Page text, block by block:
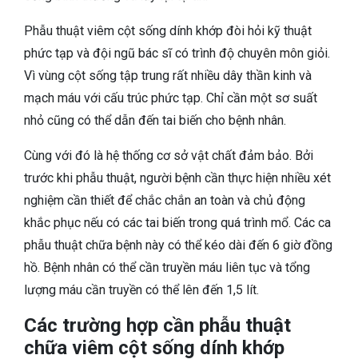
Phẫu thuật viêm cột sống dính khớp đòi hỏi kỹ thuật
phức tạp và đội ngũ bác sĩ có trình độ chuyên môn giỏi.
Vì vùng cột sống tập trung rất nhiều dây thần kinh và
mạch máu với cấu trúc phức tạp. Chỉ cần một sơ suất
nhỏ cũng có thể dẫn đến tai biến cho bệnh nhân.
Cùng với đó là hệ thống cơ sở vật chất đảm bảo. Bởi
trước khi phẫu thuật, người bệnh cần thực hiện nhiều xét
nghiệm cần thiết để chắc chắn an toàn và chủ động
khắc phục nếu có các tai biến trong quá trình mổ. Các ca
phẫu thuật chữa bệnh này có thể kéo dài đến 6 giờ đồng
hồ. Bệnh nhân có thể cần truyền máu liên tục và tổng
lượng máu cần truyền có thể lên đến 1,5 lít.
Các trường hợp cần phẫu thuật
chữa viêm cột sống dính khớp